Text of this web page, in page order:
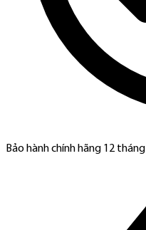
Bảo hành chính hãng 12 tháng